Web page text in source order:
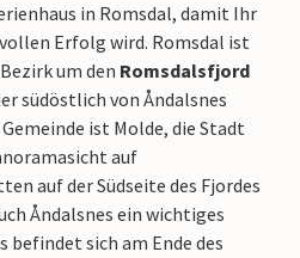
in Romsdal, damit Ihr
Erfolg wird. Romsdal ist
um den Romsdalsfjord
südöstlich von Åndalsnes
ist Molde, die Stadt
auf
auf der Südseite des Fjordes
Åndalsnes ein wichtiges
befindet sich am Ende des